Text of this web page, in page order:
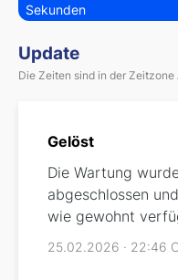
Sekunden
Update
Die Zeiten sind in der Zeitzone
Gelöst
Die Wartung
abgeschlossen
wie gewohnt
25.02.2026 · 22:46